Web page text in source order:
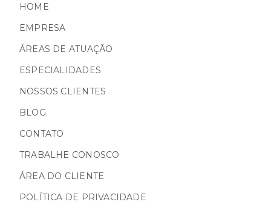
HOME
EMPRESA
ÁREAS DE ATUAÇÃO
ESPECIALIDADES
NOSSOS CLIENTES
BLOG
CONTATO
TRABALHE CONOSCO
ÁREA DO CLIENTE
POLÍTICA DE PRIVACIDADE